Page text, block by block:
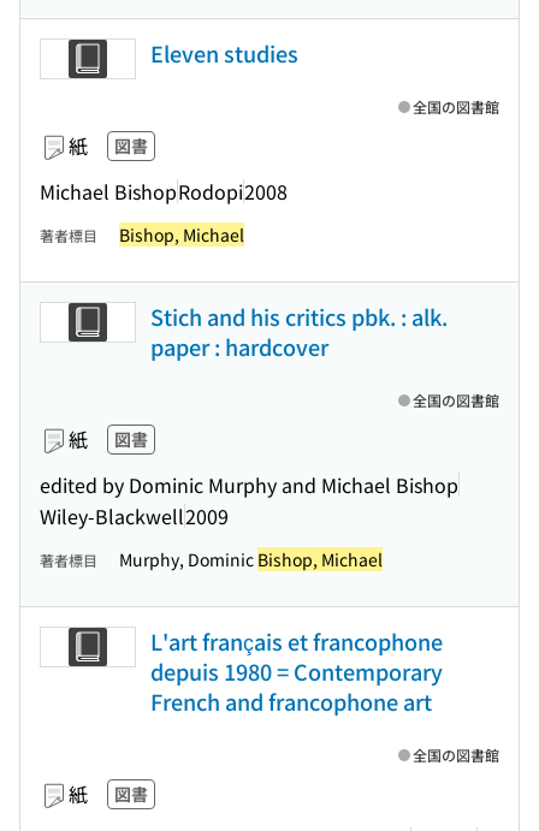
Eleven studies
紙 図書
Michael BishopRodopi2008
全国の図書館
著者標目 Bishop, Michael
Stich and his critics pbk. : alk.
paper : hardcover
紙 図書
edited by Dominic Murphy and Michael Bishop
Wiley-Blackwell2009
全国の図書館
著者標目 Murphy, Dominic Bishop, Michael
L'art français et francophone
depuis 1980 = Contemporary
French and francophone art
紙 図書
全国の図書館